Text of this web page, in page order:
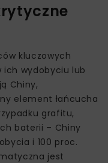
kluczowych
wydobyciu lub
Chiny,
element łańcucha
grafitu,
baterii – Chiny
i 100 proc.
jest